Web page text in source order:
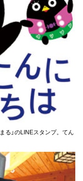
る」のLINEスタンプ。てん